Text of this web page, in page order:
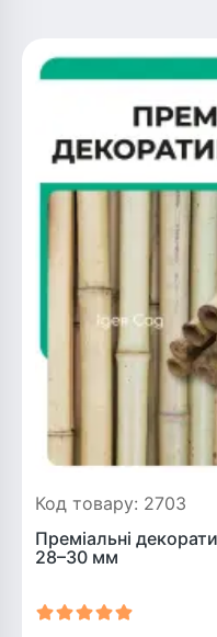
Код товару: 2703
Преміальні
28–30 мм